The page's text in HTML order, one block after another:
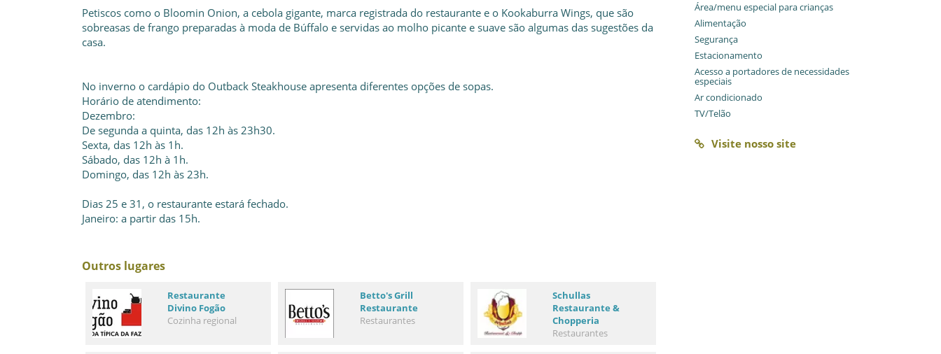
Petiscos como o Bloomin Onion, a cebola gigante, marca registrada do restaurante e o Kookaburra Wings, que são
sobreasas de frango preparadas à moda de Búffalo e servidas ao molho picante e suave são algumas das sugestões da
casa.
No inverno o cardápio do Outback Steakhouse apresenta diferentes opções de sopas.
Horário de atendimento:
Dezembro:
De segunda a quinta, das 12h às 23h30.
Sexta, das 12h às 1h.
Sábado, das 12h à 1h.
Domingo, das 12h às 23h.
Dias 25 e 31, o restaurante estará fechado.
Janeiro: a partir das 15h.
Outros lugares
Restaurante
Divino Fogão
Cozinha regional
Betto's Grill
Restaurante
Restaurantes
Schullas
Restaurante &
Chopperia
Restaurantes
Área/menu especial para crianças
Alimentação
Segurança
Estacionamento
Acesso a portadores de necessidades
especiais
Ar condicionado
TV/Telão
Visite nosso site